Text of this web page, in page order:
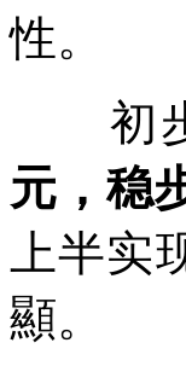
性。
初步
元，稳
上半
顯。